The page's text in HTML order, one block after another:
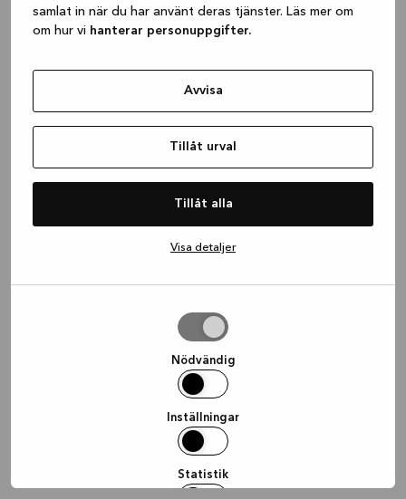
samlat in när du har använt deras tjänster. Läs mer om
om hur vi hanterar personuppgifter.
Avvisa
Tillåt urval
Tillåt alla
Visa detaljer
Nödvändig
Inställningar
Statistik
(see the browser console for more
information).